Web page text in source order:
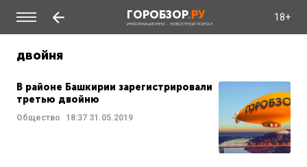
ГОРОБЗОР.РУ
ИНФОРМАЦИОННО - НОВОСТНОЙ ПОРТАЛ
18+
двойня
В районе Башкирии зарегистрировали
третью двойню
Общество 18:37 31.05.2019